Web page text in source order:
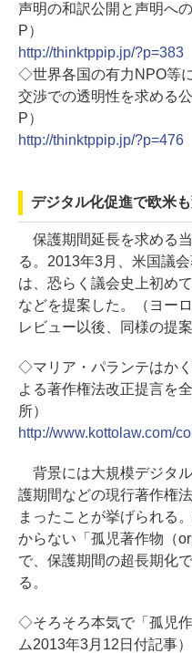
声明の和訳公開と声明へ
P）
http://thinktppip.jp/?p=383
◇世界各国の有力NPO等
交渉での透明性を求める
P）
http://thinktppip.jp/?p=476
デジタル化促進で欧米
保護期間延長を求める
る。2013年3月、米国議
は、恐らく議会史上初め
などを提案した。（ヨー
レビュー以後、同様の提
◇マリア・パランテはか
よる著作権法改正提言を
所）
http://www.kottolaw.com/
背景には大規模デジタ
護期間などの現行著作権
まったことが挙げられる
からない「孤児著作物（
で、保護期間の超長期化
る。
◇そろそろ本気で「孤児
ム2013年3月12日付記事）